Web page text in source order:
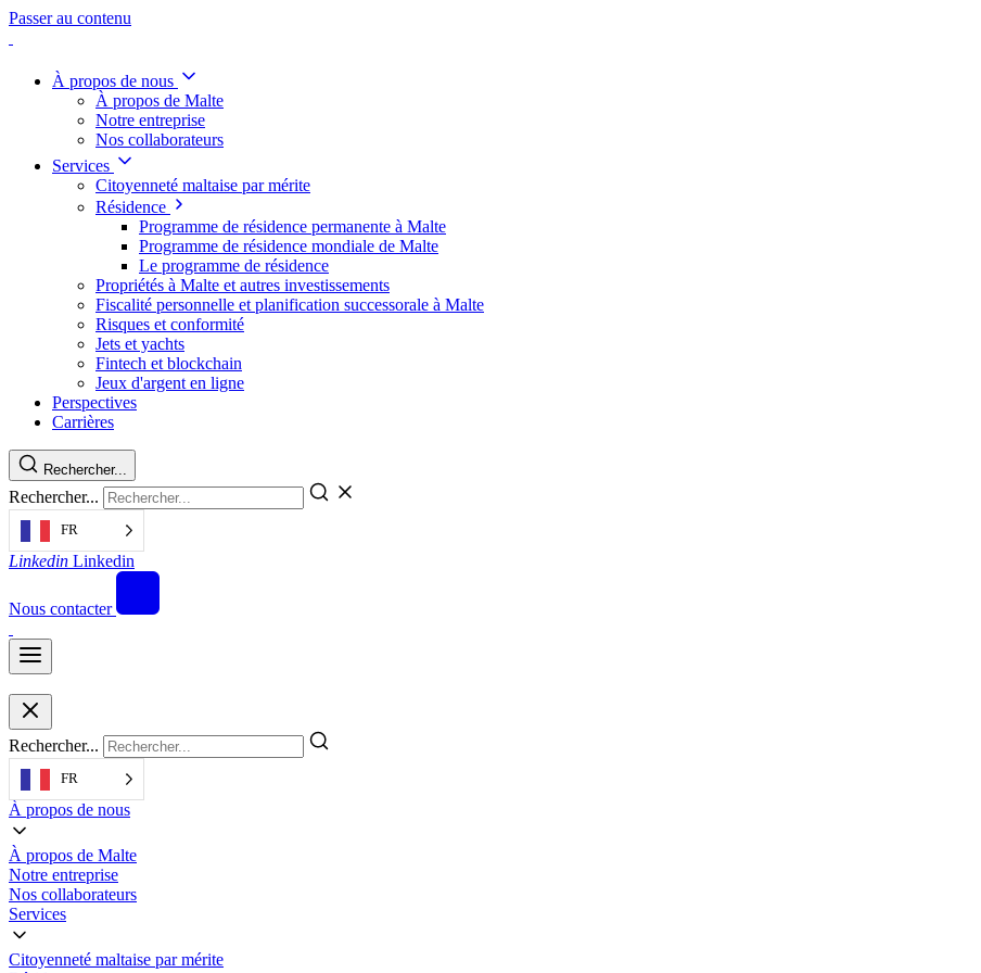
Passer au contenu
À propos de nous
À propos de Malte
Notre entreprise
Nos collaborateurs
Services
Citoyenneté maltaise par mérite
Résidence
Programme de résidence permanente à Malte
Programme de résidence mondiale de Malte
Le programme de résidence
Propriétés à Malte et autres investissements
Fiscalité personnelle et planification successorale à Malte
Risques et conformité
Jets et yachts
Fintech et blockchain
Jeux d'argent en ligne
Perspectives
Carrières
Rechercher...
Rechercher...
FR
Linkedin Linkedin
Nous contacter
Rechercher...
FR
À propos de nous
À propos de Malte
Notre entreprise
Nos collaborateurs
Services
Citoyenneté maltaise par mérite